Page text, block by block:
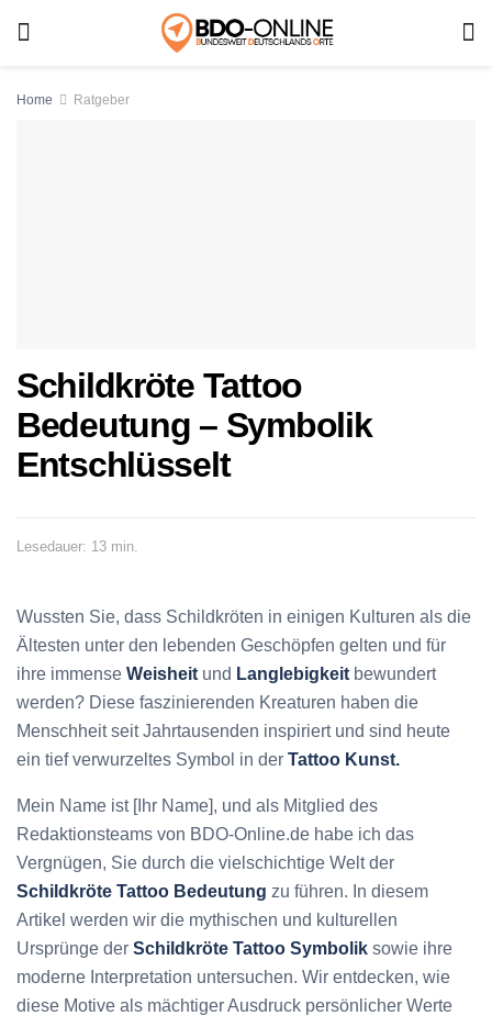
Home Ratgeber
Schildkröte Tattoo
Bedeutung – Symbolik
Entschlüsselt
Lesedauer: 13 min.
Wussten Sie, dass Schildkröten in einigen Kulturen als die
Ältesten unter den lebenden Geschöpfen gelten und für
ihre immense Weisheit und Langlebigkeit bewundert
werden? Diese faszinierenden Kreaturen haben die
Menschheit seit Jahrtausenden inspiriert und sind heute
ein tief verwurzeltes Symbol in der Tattoo Kunst.
Mein Name ist [Ihr Name], und als Mitglied des
Redaktionsteams von BDO-Online.de habe ich das
Vergnügen, Sie durch die vielschichtige Welt der
Schildkröte Tattoo Bedeutung zu führen. In diesem
Artikel werden wir die mythischen und kulturellen
Ursprünge der Schildkröte Tattoo Symbolik sowie ihre
moderne Interpretation untersuchen. Wir entdecken, wie
diese Motive als mächtiger Ausdruck persönlicher Werte